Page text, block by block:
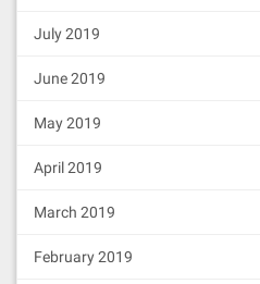
July 2019
June 2019
May 2019
April 2019
March 2019
February 2019